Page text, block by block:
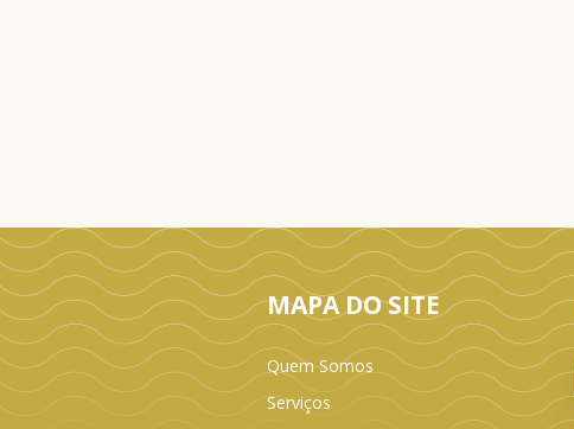
MAPA DO SITE
Quem Somos
Serviços